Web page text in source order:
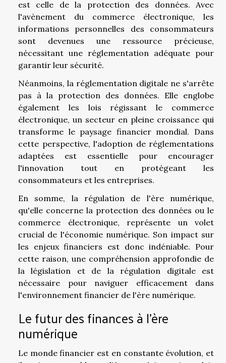
est celle de la protection des données. Avec
l'avènement du commerce électronique, les
informations personnelles des consommateurs
sont devenues une ressource précieuse,
nécessitant une réglementation adéquate pour
garantir leur sécurité.
Néanmoins, la réglementation digitale ne s'arrête
pas à la protection des données. Elle englobe
également les lois régissant le commerce
électronique, un secteur en pleine croissance qui
transforme le paysage financier mondial. Dans
cette perspective, l'adoption de réglementations
adaptées est essentielle pour encourager
l'innovation tout en protégeant les
consommateurs et les entreprises.
En somme, la régulation de l'ère numérique,
qu'elle concerne la protection des données ou le
commerce électronique, représente un volet
crucial de l'économie numérique. Son impact sur
les enjeux financiers est donc indéniable. Pour
cette raison, une compréhension approfondie de
la législation et de la régulation digitale est
nécessaire pour naviguer efficacement dans
l'environnement financier de l'ère numérique.
Le futur des finances à l'ère
numérique
Le monde financier est en constante évolution, et